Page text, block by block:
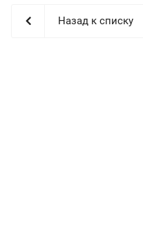
Назад к списку